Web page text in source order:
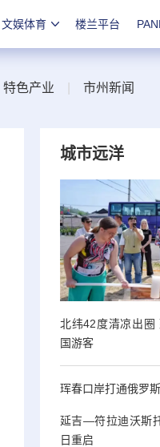
文娱体育 楼兰平台
特色产业 市州新闻
城市远洋
北纬42度清凉出圈
国游客
珲春口岸打通俄罗
延吉—符拉迪沃斯
日重启